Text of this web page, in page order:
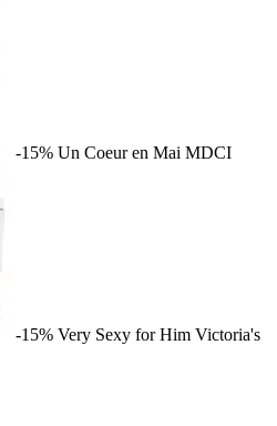
-15% Un Coeur en Mai MDCI
-15% Very Sexy for Him Victoria's